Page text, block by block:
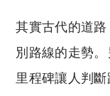
其實古代的道
別路線的走勢
里程碑讓人判